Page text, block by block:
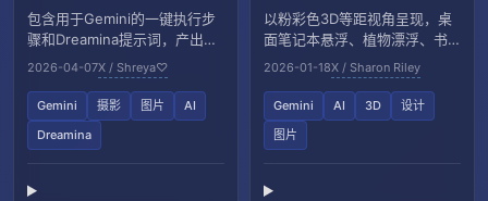
包含用于Gemini的一键执行步
骤和Dreamina提示词，产出热
带泻湖电影级超写实印尼女性
人像，含相机、光影与负向词
设置。
2026-04-07X / Shreya♡
Gemini 摄影 图片
AI
Dreamina
以粉彩色3D等距视角呈现，桌
面笔记本悬浮、植物漂浮、书
架脱离墙体。光影柔和，营造
宁静未来感的插画风格场景。
2026-01-18X / Sharon Riley
Gemini AI 3D
设计
图片